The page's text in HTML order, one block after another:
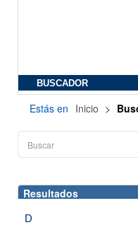
BUSCADOR
Estás en Inicio >
Resultados
D